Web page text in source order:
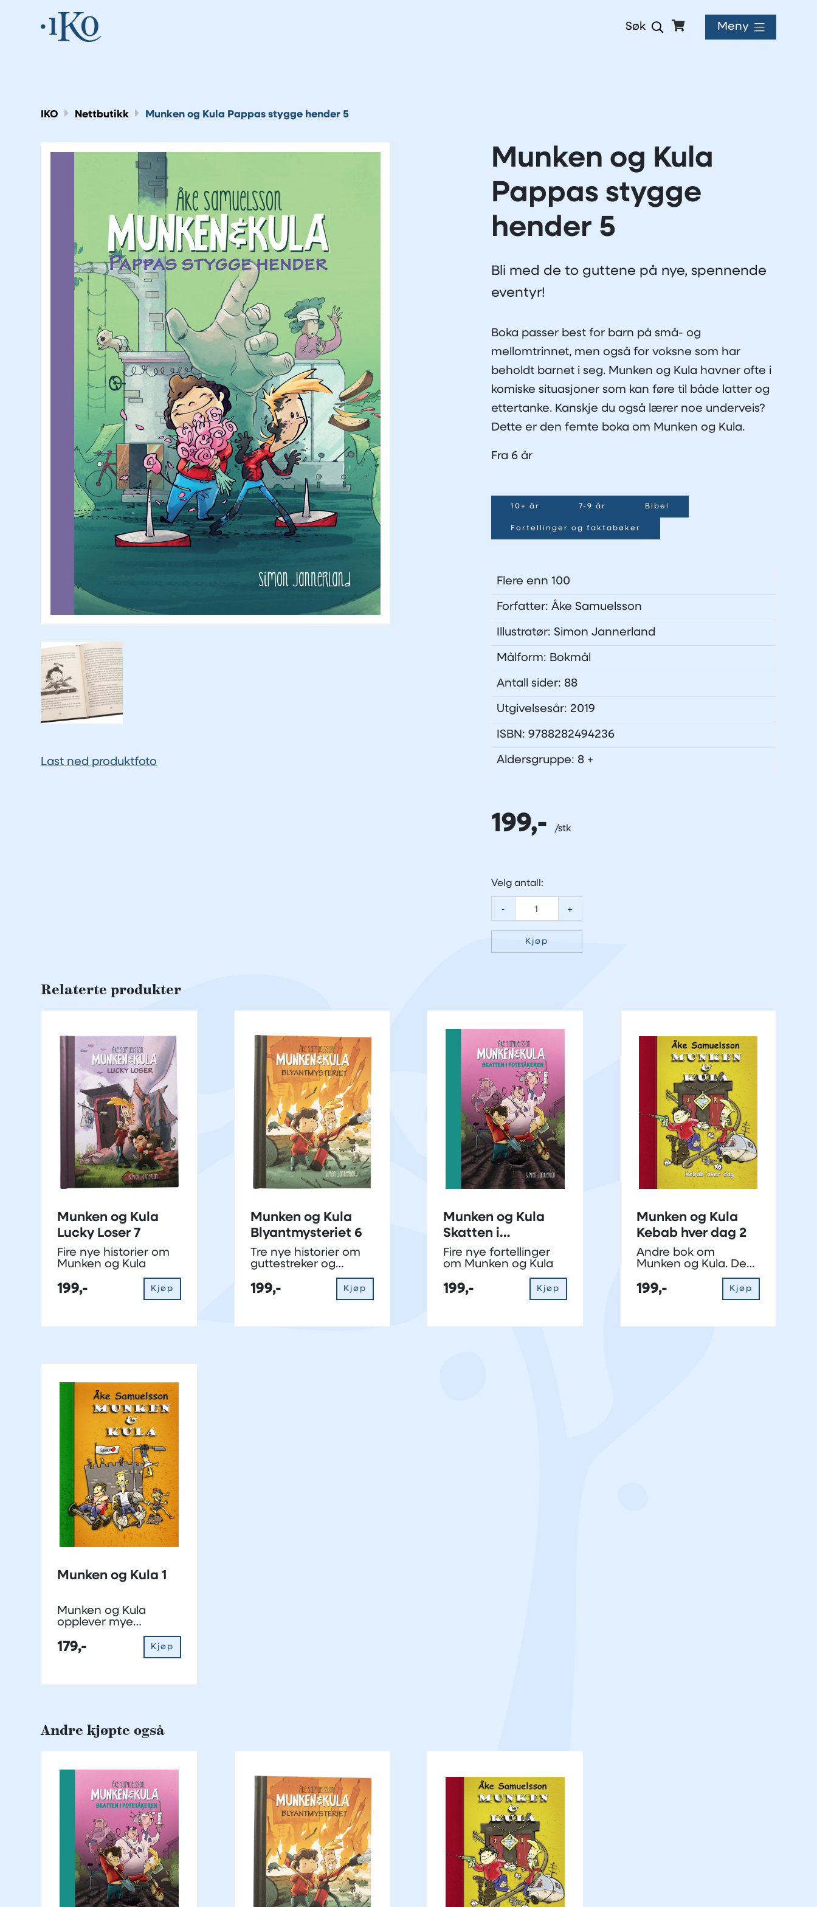
Søk Meny
IKO Nettbutikk Munken og Kula Pappas stygge hender 5
Last ned produktfoto
Munken og Kula
Pappas stygge
hender 5
Bli med de to guttene på nye, spennende
eventyr!
Boka passer best for barn på små- og
mellomtrinnet, men også for voksne som har
beholdt barnet i seg. Munken og Kula havner ofte i
komiske situasjoner som kan føre til både latter og
ettertanke. Kanskje du også lærer noe underveis?
Dette er den femte boka om Munken og Kula.
Fra 6 år
10+ år 7-9 år Bibel
Fortellinger og faktabøker
Flere enn 100
Forfatter: Åke Samuelsson
Illustratør: Simon Jannerland
Målform: Bokmål
Antall sider: 88
Utgivelsesår: 2019
ISBN: 9788282494236
Aldersgruppe: 8 +
199,-
Velg antall:
- +
Kjøp
Relaterte produkter
Munken og Kula
Lucky Loser 7
Fire nye historier om
Munken og Kula
199,- Kjøp
Munken og Kula
Blyantmysteriet 6
Tre nye historier om
guttestreker og
199,- Kjøp
Munken og Kula
Skatten i
potetåkeren 4
Fire nye fortellinger
om Munken og Kula
199,- Kjøp
Munken og Kula
Kebab hver dag 2
Andre bok om
Munken og Kula. De
sammen, og har alltid
bibelfortellingene i
199,- Kjøp
Munken og Kula 1
Munken og Kula
opplever mye
sammen, og har alltid
bibelfortellingene i
bakhodet
179,- Kjøp
Andre kjøpte også